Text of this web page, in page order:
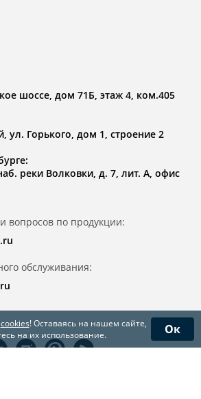
cookies! Оставаясь на нашем сайте,
на их использование.
Ок
шоссе, дом 71Б, этаж 4, ком.405
ул. Горького, дом 1, строение 2
реки Волковки, д. 7, лит. А, офис
вопросов по продукции:
обслуживания: